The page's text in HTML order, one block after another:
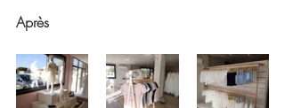
Après